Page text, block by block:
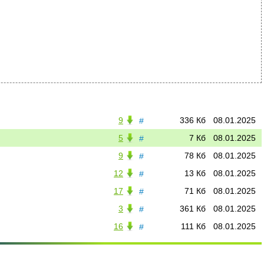
# 08.01.2025
336 Кб
9
#
08.01.2025
7 Кб
5
#
08.01.2025
78 Кб
9
#
08.01.2025
13 Кб
12
#
08.01.2025
71 Кб
17
#
08.01.2025
361 Кб
3
#
08.01.2025
111 Кб
16